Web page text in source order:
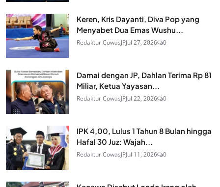
Keren, Kris Dayanti, Diva Pop yang
Menyabet Dua Emas Wushu...
Redaktur CowasJPJul 27, 2026 0
Damai dengan JP, Dahlan Terima Rp 81
Miliar, Ketua Yayasan...
Redaktur CowasJPJul 22, 2026 0
IPK 4,00, Lulus 1 Tahun 8 Bulan hingga
Hafal 30 Juz: Wajah...
Redaktur CowasJPJul 11, 2026 0